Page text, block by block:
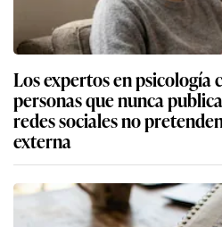
Los expertos en psicología
personas que nunca
redes sociales no
externa